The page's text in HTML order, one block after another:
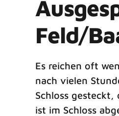
Feld/
Es reichen oft
nach vielen
Schloss gesteckt,
ist im Schloss